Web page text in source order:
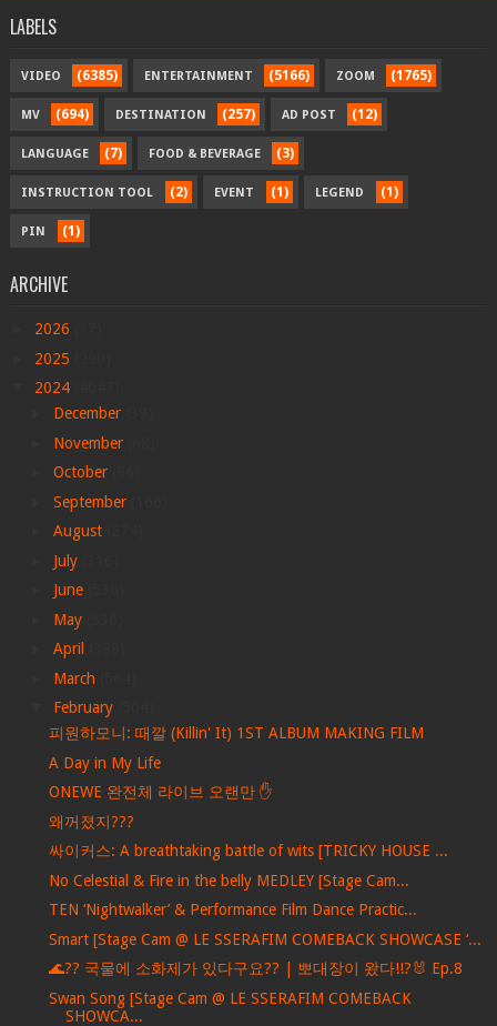
LABELS
VIDEO (6385) ENTERTAINMENT (5166) ZOOM (1765)
MV (694) DESTINATION (257) AD POST (12)
LANGUAGE (7) FOOD & BEVERAGE (3)
INSTRUCTION TOOL (2) EVENT (1) LEGEND (1)
PIN (1)
ARCHIVE
2026
2025
2024
December
November
October
September
August
July
June
May
April
March
February
피원하모니: 때깔 (Killin' It) 1ST ALBUM MAKING FILM
A Day in My Life
ONEWE 완전체 라이브 오랜만 ✋
왜꺼졌지???
싸이커스: A breathtaking battle of wits [TRICKY HOUSE ...
No Celestial & Fire in the belly MEDLEY [Stage Cam...
TEN ‘Nightwalker’ & Performance Film Dance Practic...
Smart [Stage Cam @ LE SSERAFIM COMEBACK SHOWCASE ‘...
🌊?? 국물에 소화제가 있다구요?? | 뽀대장이 왔다!!?🐰 Ep.8
Swan Song [Stage Cam @ LE SSERAFIM COMEBACK
SHOWCA...